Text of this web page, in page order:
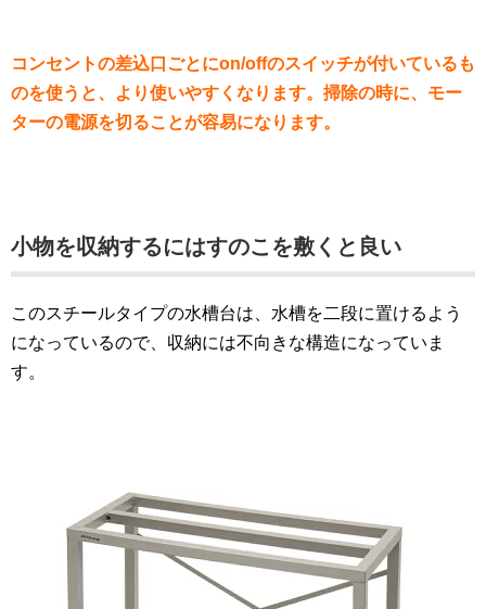
コンセントの差込口ごとにon/offのスイッチが付いているも
のを使うと、より使いやすくなります。掃除の時に、モー
ターの電源を切ることが容易になります。
小物を収納するにはすのこを敷くと良い
このスチールタイプの水槽台は、水槽を二段に置けるよう
になっているので、収納には不向きな構造になっていま
す。